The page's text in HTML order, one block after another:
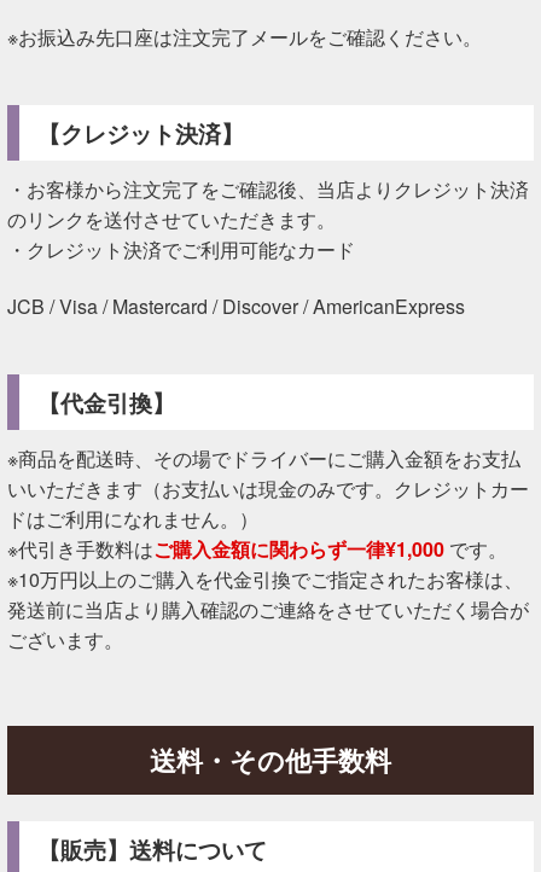
※お振込み先口座は注文完了メールをご確認ください。
【クレジット決済】
・お客様から注文完了をご確認後、当店よりクレジット決済
のリンクを送付させていただきます。
・クレジット決済でご利用可能なカード
JCB / Visa / Mastercard / Discover / AmericanExpress
【代金引換】
※商品を配送時、その場でドライバーにご購入金額をお支払
いいただきます（お支払いは現金のみです。クレジットカー
ドはご利用になれません。）
※代引き手数料はご購入金額に関わらず一律¥1,000です。
※10万円以上のご購入を代金引換でご指定されたお客様は、
発送前に当店より購入確認のご連絡をさせていただく場合が
ございます。
送料・その他手数料
【販売】送料について